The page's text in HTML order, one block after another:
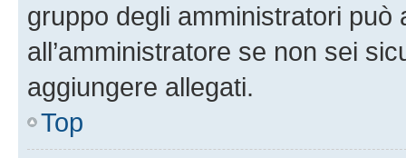
gruppo degli amministratori può
all’amministratore se non sei
aggiungere allegati.
Top